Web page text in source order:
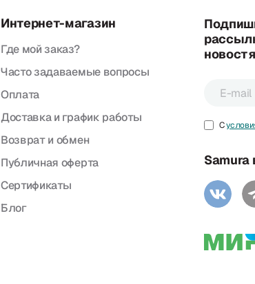
Интернет-магазин
Где мой заказ?
Часто задаваемые вопросы
Оплата
Доставка и график работы
Возврат и обмен
Публичная оферта
Сертификаты
Блог
С
Samura